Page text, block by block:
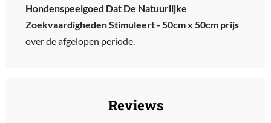
Hondenspeelgoed Dat De Natuurlijke
Zoekvaardigheden Stimuleert - 50cm x 50cm prijs
over de afgelopen periode.
Reviews